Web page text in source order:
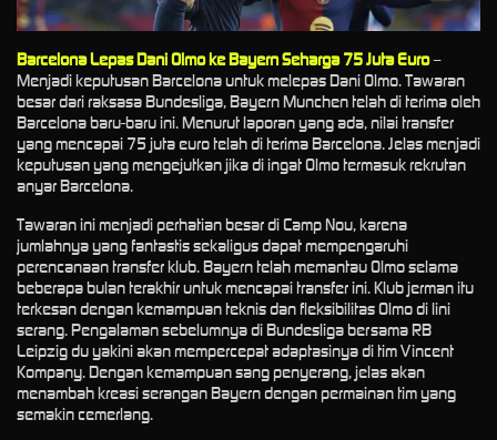
Barcelona Lepas Dani Olmo ke Bayern Seharga 75 Juta Euro–
Menjadi keputusan Barcelona untuk melepas Dani Olmo. Tawaran
besar dari raksasa Bundesliga, Bayern Munchen telah di terima oleh
Barcelona baru-baru ini. Menurut laporan yang ada, nilai transfer
yang mencapai 75 juta euro telah di terima Barcelona. Jelas menjadi
keputusan yang mengejutkan jika di ingat Olmo termasuk rekrutan
anyar Barcelona.
Tawaran ini menjadi perhatian besar di Camp Nou, karena
jumlahnya yang fantastis sekaligus dapat mempengaruhi
perencanaan transfer klub. Bayern telah memantau Olmo selama
beberapa bulan terakhir untuk mencapai transfer ini. Klub jerman itu
terkesan dengan kemampuan teknis dan fleksibilitas Olmo di lini
serang. Pengalaman sebelumnya di Bundesliga bersama RB
Leipzig du yakini akan mempercepat adaptasinya di tim Vincent
Kompany. Dengan kemampuan sang penyerang, jelas akan
menambah kreasi serangan Bayern dengan permainan tim yang
semakin cemerlang.